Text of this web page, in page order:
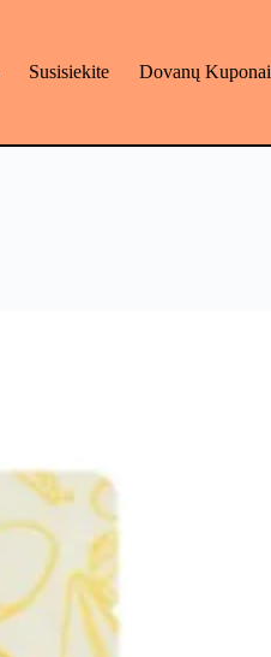
Susisiekite Dovanų Kuponai